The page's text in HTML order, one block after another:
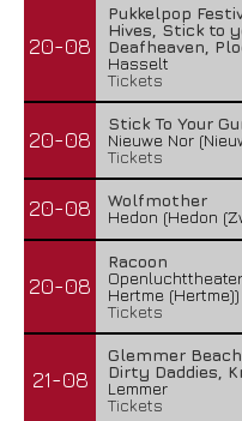
20-08
Pukkelpop
Hives, Stick to
Deafheaven,
Hasselt
Tickets
20-08
Stick To Your
Nieuwe Nor
Tickets
20-08
Wolfmother
Hedon (Hedon
20-08
Racoon
Hertme (Hertme))
Tickets
21-08
Glemmer
Dirty Daddies,
Lemmer
Tickets